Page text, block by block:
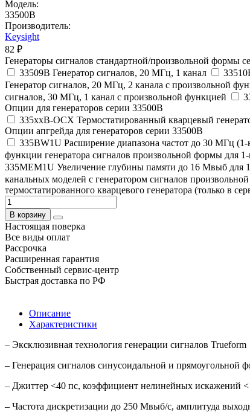
Модель:
33500B
Производитель:
Keysight
82 ₽
Генераторы сигналов стандартной/произвольной формы
33509B Генератор сигналов, 20 МГц, 1 канал
Генератор сигналов, 20 МГц, 2 канала с произвольной
сигналов, 30 МГц, 1 канал с произвольной функцией
Опции для генераторов серии 33500B
335xxB-OCX Термостатированный кварцевый
Опции апгрейда для генераторов серии 33500B
335BW1U Расширение диапазона частот до 30 МГц
функции генератора сигналов произвольной формы для
335MEM1U Увеличение глубины памяти до 16 Мвыб для
канальных моделей с генератором сигналов
термостатированного кварцевого генератора (только в
В корзину
Настоящая поверка
Все виды оплат
Рассрочка
Расширенная гарантия
Собственный сервис-центр
Быстрая доставка по РФ
Описание
Характеристики
– Эксклюзивная технология генерации сигналов Trueform
– Генерация сигналов синусоидальной и прямоугольной
– Джиттер <40 пс, коэффициент нелинейных искажений <
– Частота дискретизации до 250 Мвыб/с, амплитуда